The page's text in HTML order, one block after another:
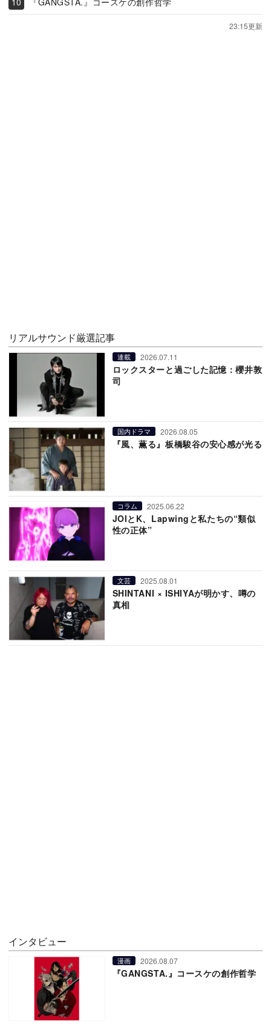
23:15更新
リアルサウンド厳選記事
連載 2026.07.11
ロックスターと過ごした記憶：櫻井敦
司
国内ドラマ 2026.08.05
『風、薫る』板橋駿谷の安心感が光る
コラム 2025.06.22
JOIとK、Lapwingと私たちの“類似
性の正体”
文芸 2025.08.01
SHINTANI × ISHIYAが明かす、噂の
真相
インタビュー
漫画 2026.08.07
『GANGSTA.』コースケの創作哲学